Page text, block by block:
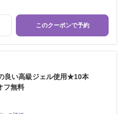
このクーポンで予約
良い高級ジェル使用★10本
フ無料